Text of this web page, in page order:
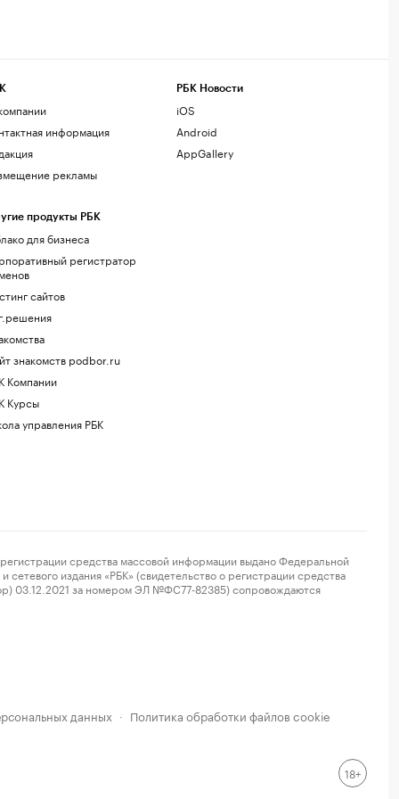
информация
рекламы
продукты РБК
для бизнеса
регистратор
сайтов
знакомств podbor.ru
Компании
Курсы
управления РБК
РБК Новости
iOS
Android
AppGallery
средства массовой информации выдано Федеральной
издания «РБК» (свидетельство о регистрации средства
03.12.2021 за номером ЭЛ №ФС77-82385) сопровождаются
данных · Политика обработки файлов cookie
18+